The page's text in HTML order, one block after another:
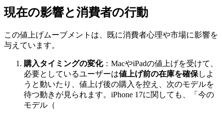
現在の影響と消費者の行動
この値上げムーブメントは、既に消費者心理や市場に影響を
与えています。
購入タイミングの変化：MacやiPadの値上げを受けて、
必要としているユーザーは値上げ前の在庫を確保しよ
うと動いたり、値上げ後の購入を控え、次のモデルを
待つ動きが見られます。iPhone 17に関しても、「今の
モデル（